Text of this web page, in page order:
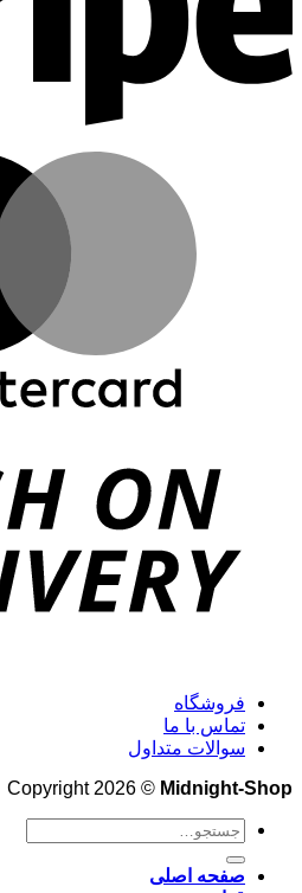
فروشگاه
تماس با ما
سوالات متداول
Copyright 2026 © Midnight-Shop
جستجو
صفحه اصلی